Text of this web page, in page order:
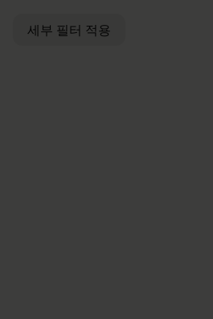
세부 필터 적용